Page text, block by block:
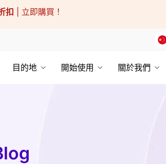
扣 | 立即購買！
目的地 開始使用 關於我們